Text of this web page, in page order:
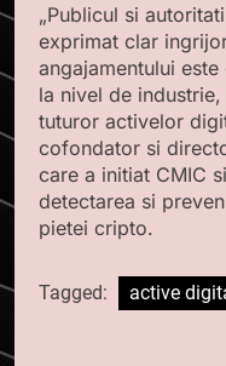
„Publicul si
exprimat clar
angajamentului
la nivel de
tuturor activelor
cofondator si
care a initiat CMIC
detectarea si
pietei cripto.
Tagged: active